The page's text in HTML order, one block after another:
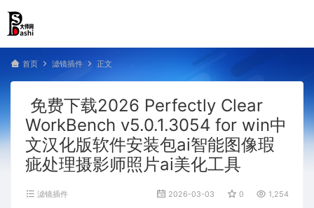
首页 滤镜插件 正文
免费下载2026 Perfectly Clear
WorkBench v5.0.1.3054 for win中
文汉化版软件安装包ai智能图像瑕
疵处理摄影师照片ai美化工具
滤镜插件 2026-03-03 0 1,254